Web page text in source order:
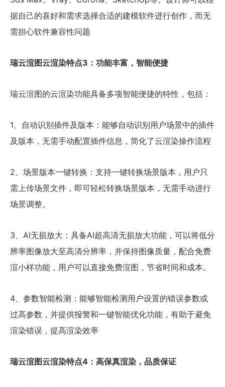
据自己的喜好和需求选择合适的建模软件进行创作，而无
需担心软件兼容性问题
瑞云渲图云渲染特点3：功能丰富，智能便捷
瑞云渲图的云渲染功能具备多项智能便捷的特性，包括：
1、自动识别插件及版本：能够自动识别用户场景中的插件
及版本，无需手动配置插件信息，简化了云渲染操作流程
2、场景版本一键转换：支持一键转换场景版本，用户只
需上传场景文件，即可轻松转换场景版本，无需手动进行
场景调整。
3、AI无损放大：具备AI超高清无损放大功能，可以将低分
辨率图像放大至高清分辨率，并保持图像质量，配合免费
渲小样功能，用户可以直接免费渲图，节省时间和成本。
4、参数智能检测：能够智能检测用户设置的错误参数或
过高参数，并提供报警和一键智能优化功能，有助于避免
渲染错误，提高渲染效率
瑞云渲图云渲染特点4：高保真渲染，品质保证